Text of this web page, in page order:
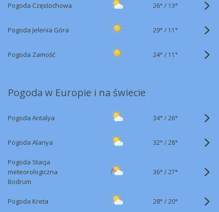
Pogoda Częstochowa 26° / 13°
Pogoda Jelenia Góra 29° / 11°
Pogoda Zamość 24° / 11°
Pogoda w Europie i na świecie
Pogoda Antalya 34° /26°
Pogoda Alanya 32° /28°
Pogoda Stacja
meteorologiczna
Bodrum
36° /27°
Pogoda Kreta 28° /20°